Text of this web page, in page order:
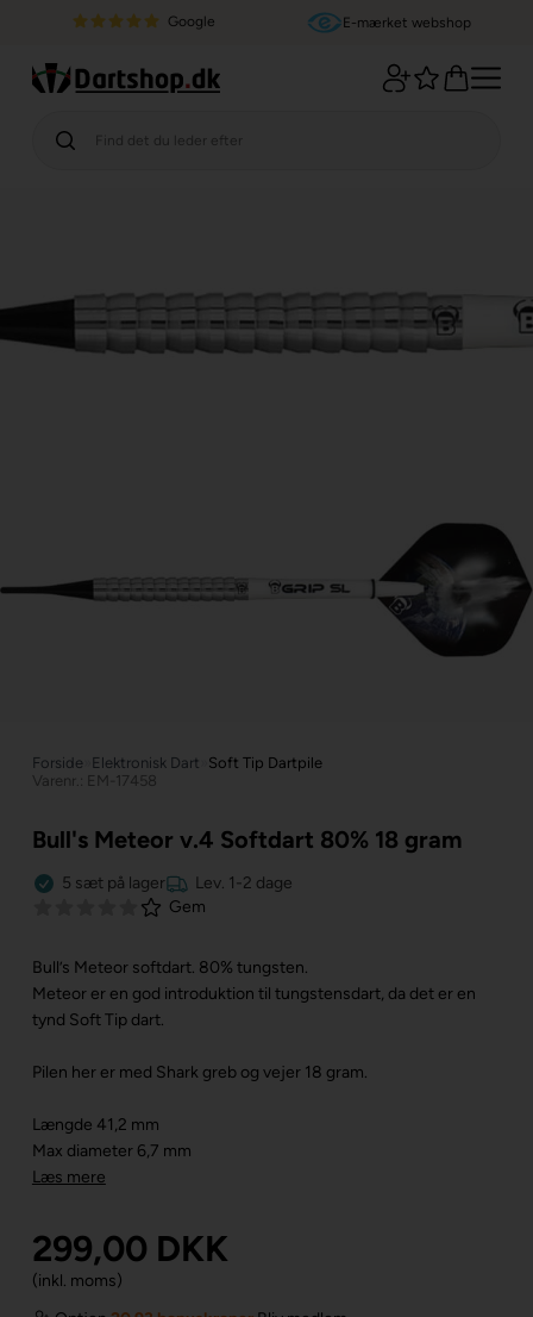
Google E-mærket webshop
Forside Elektronisk Dart
Soft Tip Dartpile
Varenr.: EM-17458
Bull's Meteor v.4 Softdart 80% 18 gram
5 sæt på lager
Lev. 1-2 dage
Gem
Bull’s Meteor softdart. 80% tungsten.
Meteor er en god introduktion til tungstensdart, da det er en
tynd Soft Tip dart.
Pilen her er med Shark greb og vejer 18 gram.
Længde 41,2 mm
Max diameter 6,7 mm
Læs mere
299,00 DKK
(inkl. moms)